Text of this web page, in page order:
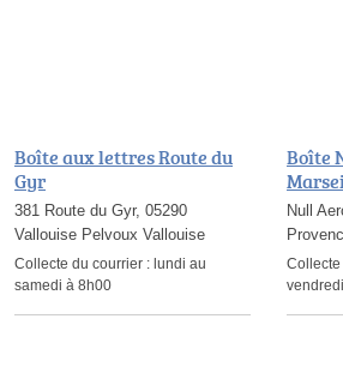
Boîte aux lettres Route du
Gyr
381 Route du Gyr, 05290
Vallouise Pelvoux Vallouise
Collecte du courrier : lundi au
samedi à 8h00
Boîte
Null